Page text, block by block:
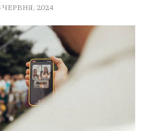
ЧЕРВНЯ, 2024